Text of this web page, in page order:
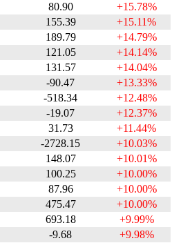
80.90
+15.78%
155.39
+15.11%
189.79
+14.79%
121.05
+14.14%
131.57
+14.04%
-90.47
+13.33%
-518.34
+12.48%
-19.07
+12.37%
31.73
+11.44%
-2728.15
+10.03%
148.07
+10.01%
100.25
+10.00%
87.96
+10.00%
475.47
+10.00%
693.18
+9.99%
-9.68
+9.98%